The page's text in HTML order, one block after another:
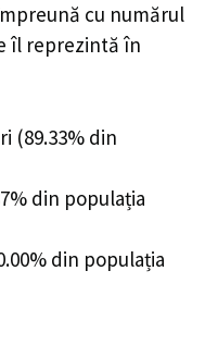
cu numărul
îl reprezintă în
(89.33% din
din populația
din populația